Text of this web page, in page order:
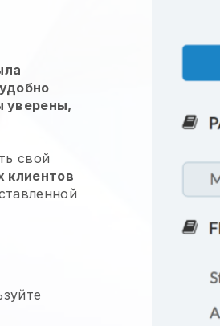
уверены,
свой
клиентов